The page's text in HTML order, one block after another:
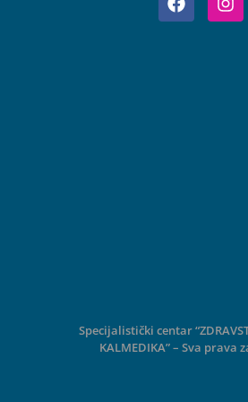
Specijalistički centar
KALMEDIKA” – Sva prava